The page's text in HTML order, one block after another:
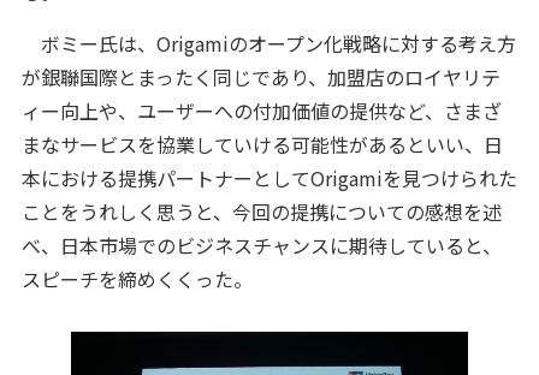
ボミー氏は、Origamiのオープン化戦略に対する考え方
が銀聯国際とまったく同じであり、加盟店のロイヤリテ
ィー向上や、ユーザーへの付加価値の提供など、さまざ
まなサービスを協業していける可能性があるといい、日
本における提携パートナーとしてOrigamiを見つけられた
ことをうれしく思うと、今回の提携についての感想を述
べ、日本市場でのビジネスチャンスに期待していると、
スピーチを締めくくった。